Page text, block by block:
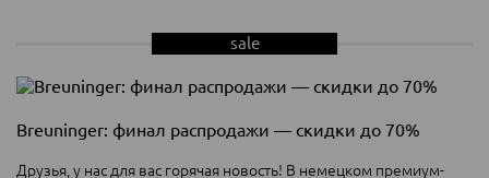
sale
Breuninger: финал распродажи — скидки до 70%
Друзья, у нас для вас горячая новость! В немецком премиум-